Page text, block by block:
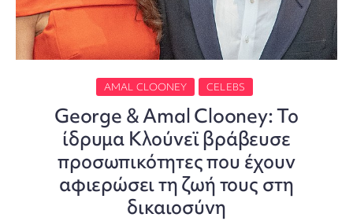
AMAL CLOONEY CELEBS
George & Amal Clooney: Το
ίδρυμα Κλούνεϊ βράβευσε
προσωπικότητες που έχουν
αφιερώσει τη ζωή τους στη
δικαιοσύνη